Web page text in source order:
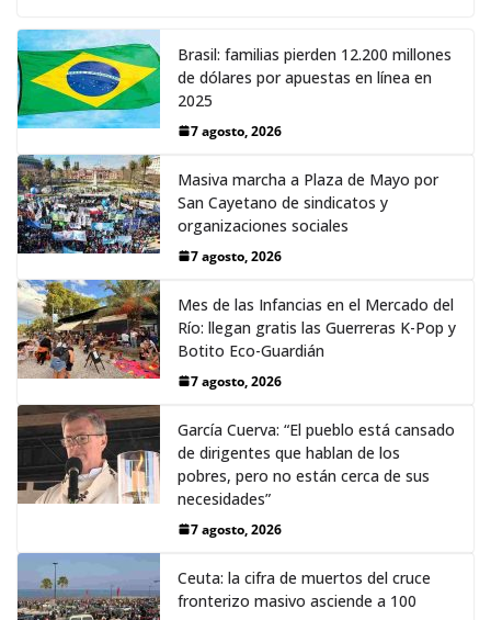
Brasil: familias pierden 12.200 millones
de dólares por apuestas en línea en
2025
7 agosto, 2026
Masiva marcha a Plaza de Mayo por
San Cayetano de sindicatos y
organizaciones sociales
7 agosto, 2026
Mes de las Infancias en el Mercado del
Río: llegan gratis las Guerreras K-Pop y
Botito Eco-Guardián
7 agosto, 2026
García Cuerva: “El pueblo está cansado
de dirigentes que hablan de los
pobres, pero no están cerca de sus
necesidades”
7 agosto, 2026
Ceuta: la cifra de muertos del cruce
fronterizo masivo asciende a 100